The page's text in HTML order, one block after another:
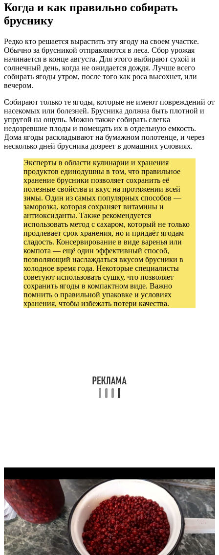
Когда и как правильно собирать
бруснику
Редко кто решается вырастить эту ягоду на своем участке.
Обычно за брусникой отправляются в леса. Сбор урожая
начинается в конце августа. Для этого выбирают сухой и
солнечный день, когда не ожидается дождя. Лучше всего
собирать ягоды утром, после того как роса высохнет, или
вечером.
Собирают только те ягоды, которые не имеют повреждений от
насекомых или болезней. Брусника должна быть плотной и
упругой на ощупь. Можно также собирать слегка
недозревшие плоды и помещать их в отдельную емкость.
Дома ягоды раскладывают на бумажном полотенце, и через
несколько дней брусника дозреет в домашних условиях.
Эксперты в области кулинарии и хранения
продуктов единодушны в том, что правильное
хранение брусники позволяет сохранить её
полезные свойства и вкус на протяжении всей
зимы. Один из самых популярных способов —
заморозка, которая сохраняет витамины и
антиоксиданты. Также рекомендуется
использовать метод с сахаром, который не только
продлевает срок хранения, но и придаёт ягодам
сладость. Консервирование в виде варенья или
компота — ещё один эффективный способ,
позволяющий наслаждаться вкусом брусники в
холодное время года. Некоторые специалисты
советуют использовать сушку, что позволяет
сохранить ягоды в компактном виде. Важно
помнить о правильной упаковке и условиях
хранения, чтобы избежать потери качества.